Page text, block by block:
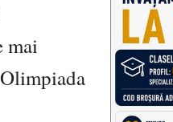
mai
Olimpiada